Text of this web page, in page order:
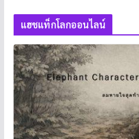
แฮชแท็กโลกออนไลน์